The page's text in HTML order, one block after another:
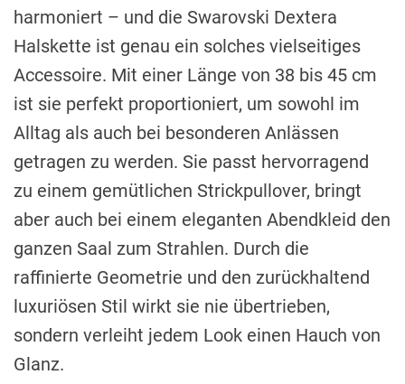
harmoniert – und die Swarovski Dextera
Halskette ist genau ein solches vielseitiges
Accessoire. Mit einer Länge von 38 bis 45 cm
ist sie perfekt proportioniert, um sowohl im
Alltag als auch bei besonderen Anlässen
getragen zu werden. Sie passt hervorragend
zu einem gemütlichen Strickpullover, bringt
aber auch bei einem eleganten Abendkleid den
ganzen Saal zum Strahlen. Durch die
raffinierte Geometrie und den zurückhaltend
luxuriösen Stil wirkt sie nie übertrieben,
sondern verleiht jedem Look einen Hauch von
Glanz.